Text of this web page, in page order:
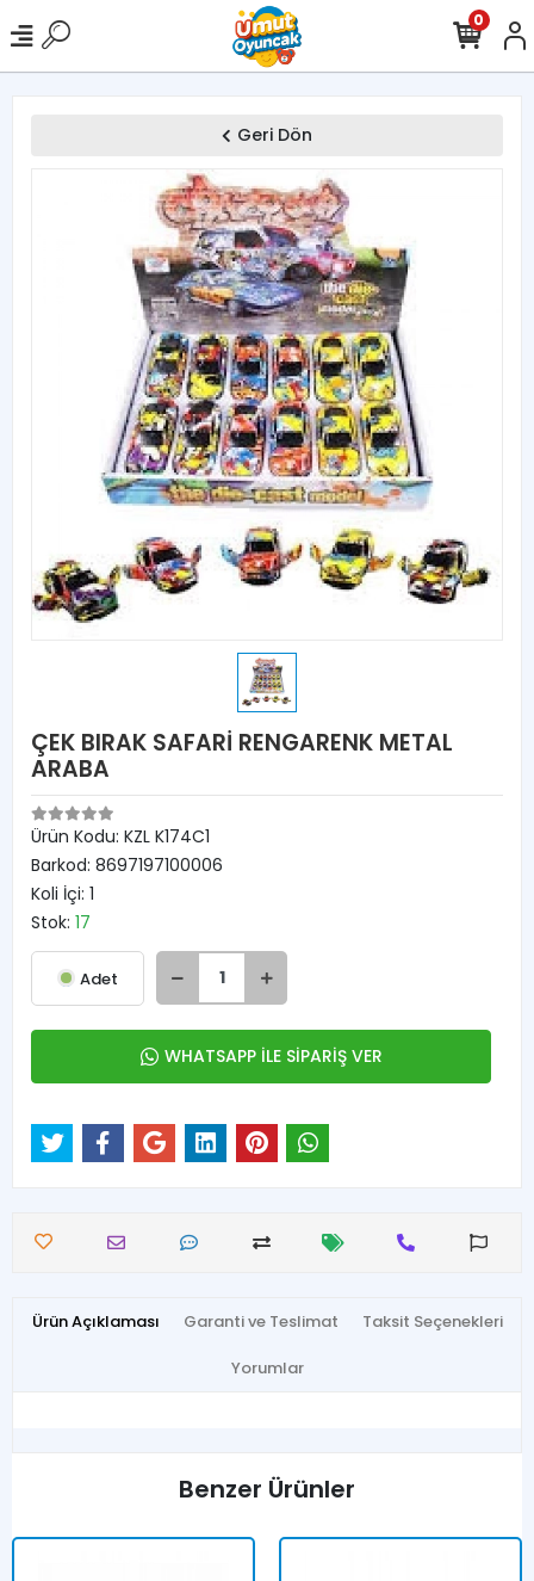
0
Geri Dön
ÇEK BIRAK SAFARİ RENGARENK METAL
ARABA
Ürün Kodu: KZL K174C1
Barkod: 8697197100006
Koli İçi: 1
Stok: 17
Adet
WHATSAPP İLE SİPARİŞ VER
Ürün Açıklaması Garanti ve Teslimat Taksit Seçenekleri
Yorumlar
Benzer Ürünler